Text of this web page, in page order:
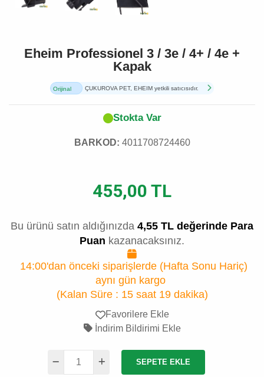
Eheim Professionel 3 / 3e / 4+ / 4e +
Kapak
Orijinal
ÇUKUROVA PET, EHEIM yetkili satıcısıdır.
Stokta Var
BARKOD: 4011708724460
455,00 TL
Bu ürünü satın aldığınızda 4,55 TL değerinde Para
Puan kazanacaksınız.
14:00'dan önceki siparişlerde (Hafta Sonu Hariç)
aynı gün kargo
(Kalan Süre : 15 saat 19 dakika)
Favorilere Ekle
İndirim Bildirimi Ekle
SEPETE EKLE